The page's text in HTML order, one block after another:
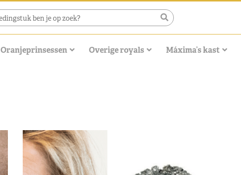
Oranjeprinsessen Overige royals Máxima’s kast